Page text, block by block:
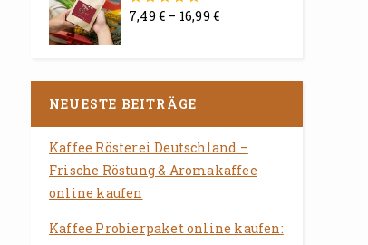
0
7,49 € – 16,99€
NEUESTE BEITRÄGE
Kaffee Rösterei Deutschland –
Frische Röstung & Aromakaffee
online kaufen
Kaffee Probierpaket online kaufen: